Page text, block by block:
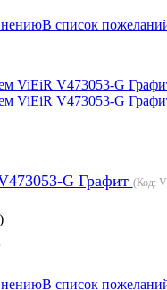
В список
G Графит (Код:
В список